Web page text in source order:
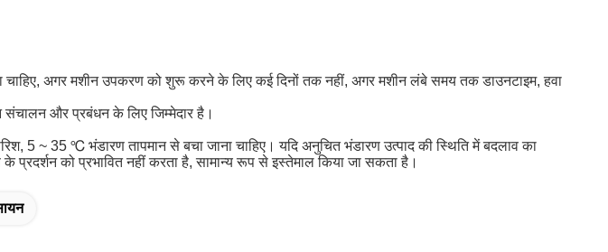
अगर मशीन उपकरण को शुरू करने के लिए कई दिनों तक नहीं, अगर मशीन लंबे समय तक डाउनटाइम, हवा
संचालन और प्रबंधन के लिए जिम्मेदार है।
5 ~ 35 ℃ भंडारण तापमान से बचा जाना चाहिए। यदि अनुचित भंडारण उत्पाद की स्थिति में बदलाव का
प्रदर्शन को प्रभावित नहीं करता है, सामान्य रूप से इस्तेमाल किया जा सकता है।